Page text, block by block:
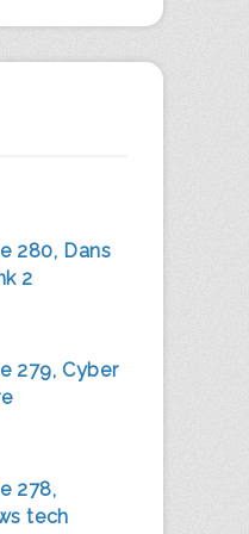
280, Dans
2
279, Cyber
278,
tech